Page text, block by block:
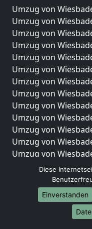
Umzug von
Umzug von
Umzug von
Umzug von
Umzug von
Umzug von
Umzug von
Umzug von
Umzug von
Umzug von
Umzug von
Umzug von
Umzug von
Umzug von
Umzug von
Umzug von
Umzug von
Umzug von
Diese
Einverstanden